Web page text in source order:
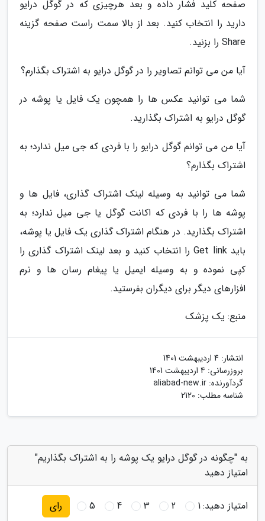
صفحه کلید فشار داده و بعد هرچیزی که در گوگل درایو
دارید را انتخاب کنید. بعد از بالا سمت راست صفحه گزینه
Share را بزنید.
آیا من می توانم تصاویر را در گوگل درایو به اشتراک بگذارم؟
شما می توانید عکس ها را همچون یک فایل یا پوشه در
گوگل درایو به اشتراک بگذارید.
آیا من می توانم گوگل درایو را با فردی که جی میل ندارد؛ به
اشتراک بگذارم؟
شما می توانید به وسیله لینک اشتراک گذاری، فایل ها و
پوشه ها را با فردی که اکانت گوگل یا جی میل ندارد؛ به
اشتراک بگذارید. در هنگام اشتراک گذاری یک فایل یا پوشه،
باید Get link را انتخاب کنید و بعد لینک اشتراک گذاری را
کپی نموده و به وسیله ایمیل یا پیغام رسان ها و نرم
افزارهای دیگر برای دیگران بفرستید.
منبع: یک پزشک
انتشار: 4 اردیبهشت 1401
بروزرسانی: 4 اردیبهشت 1401
گردآورنده: aliabad-new.ir
شناسه مطلب: 2120
به "چگونه در گوگل درایو یک پوشه را به اشتراک بگذاریم"
امتیاز دهید
امتیاز دهید:1
2
3
4
5 رای